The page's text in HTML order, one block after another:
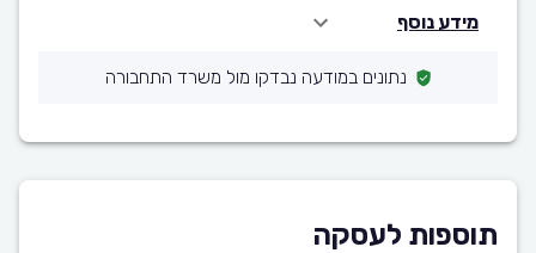
מידע נוסף
נתונים במודעה נבדקו מול משרד התחבורה
תוספות לעסקה